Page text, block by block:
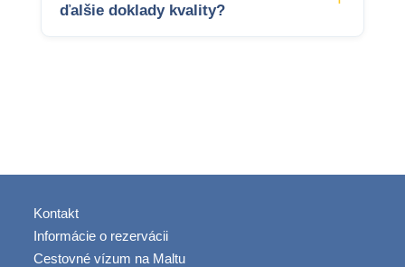
ďalšie doklady kvality?
Kontakt
Informácie o rezervácii
Cestovné vízum na Maltu